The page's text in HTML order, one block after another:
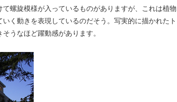
螺旋模様が入っているものがありますが、これは植物
く動きを表現しているのだそう。写実的に描かれたト
うなほど躍動感があります。